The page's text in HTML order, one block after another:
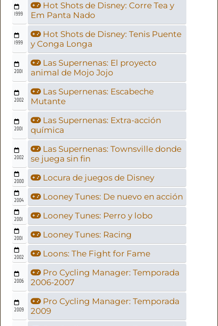
1999
Hot Shots de Disney: Corre Tea y
Em Panta Nado
1999
Hot Shots de Disney: Tenis Puente
y Conga Longa
2001
Las Supernenas: El proyecto
animal de Mojo Jojo
2002
Las Supernenas: Escabeche
Mutante
2001
Las Supernenas: Extra-acción
química
2002
Las Supernenas: Townsville donde
se juega sin fin
2000 Locura de juegos de Disney
2004 Looney Tunes: De nuevo en acción
2001 Looney Tunes: Perro y lobo
2001 Looney Tunes: Racing
2002 Loons: The Fight for Fame
2006
Pro Cycling Manager: Temporada
2006-2007
2009
Pro Cycling Manager: Temporada
2009